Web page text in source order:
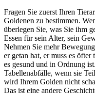
Fragen Sie zuerst Ihren
Goldenen zu bestimmen.
überlegen Sie, was Sie ihm
Essen für sein Alter, sein
Nehmen Sie mehr
er getan hat, er muss es
es gesund und in Ordnung
Tabellenabfälle, wenn sie
wird Ihrem Golden nicht
Das ist eine andere